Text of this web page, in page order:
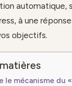
automatique,
à une
objectifs.
le mécanisme du